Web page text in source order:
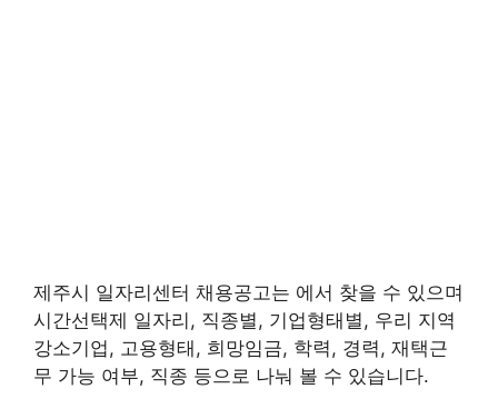
제주시 일자리센터 채용공고는 에서 찾을 수 있으며
시간선택제 일자리, 직종별, 기업형태별, 우리 지역
강소기업, 고용형태, 희망임금, 학력, 경력, 재택근
무 가능 여부, 직종 등으로 나눠 볼 수 있습니다.